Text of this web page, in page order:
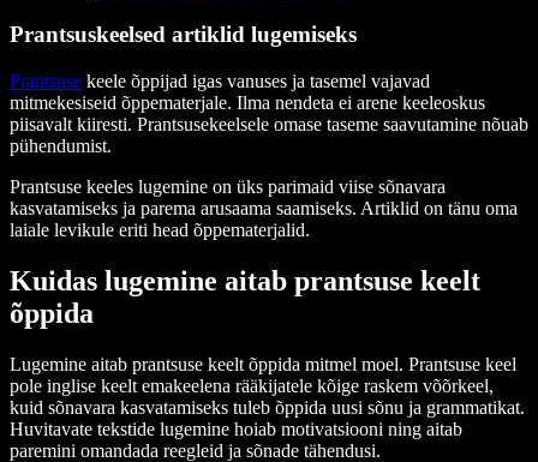
Prantsuskeelsed artiklid lugemiseks
Prantsuse keele õppijad igas vanuses ja tasemel vajavad
mitmekesiseid õppematerjale. Ilma nendeta ei arene keeleoskus
piisavalt kiiresti. Prantsusekeelsele omase taseme saavutamine nõuab
pühendumist.
Prantsuse keeles lugemine on üks parimaid viise sõnavara
kasvatamiseks ja parema arusaama saamiseks. Artiklid on tänu oma
laiale levikule eriti head õppematerjalid.
Kuidas lugemine aitab prantsuse keelt
õppida
Lugemine aitab prantsuse keelt õppida mitmel moel. Prantsuse keel
pole inglise keelt emakeelena rääkijatele kõige raskem võõrkeel,
kuid sõnavara kasvatamiseks tuleb õppida uusi sõnu ja grammatikat.
Huvitavate tekstide lugemine hoiab motivatsiooni ning aitab
paremini omandada reegleid ja sõnade tähendusi.